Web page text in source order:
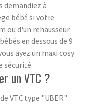
demandiez à
bébé si votre
ou d'un rehausseur
en dessous de 9
ayez un maxi cosy
sécurité.
un VTC ?
VTC type "UBER"